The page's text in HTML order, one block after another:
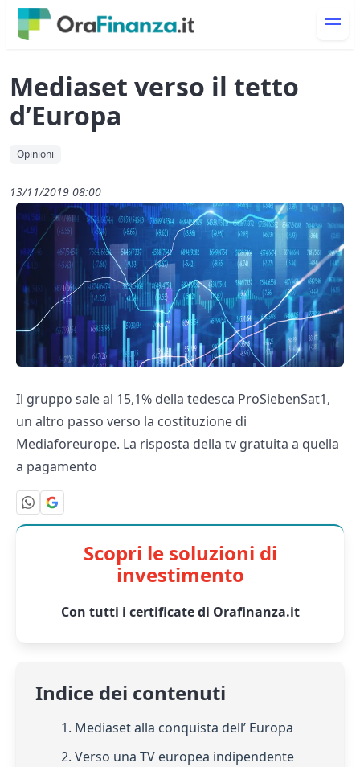
Mediaset verso il tetto
d’Europa
Opinioni
13/11/2019 08:00
Il gruppo sale al 15,1% della tedesca ProSiebenSat1,
un altro passo verso la costituzione di
Mediaforeurope. La risposta della tv gratuita a quella
a pagamento
Scopri le soluzioni di
investimento
Con tutti i certificate di Orafinanza.it
Indice dei contenuti
1. Mediaset alla conquista dell’ Europa
2. Verso una TV europea indipendente